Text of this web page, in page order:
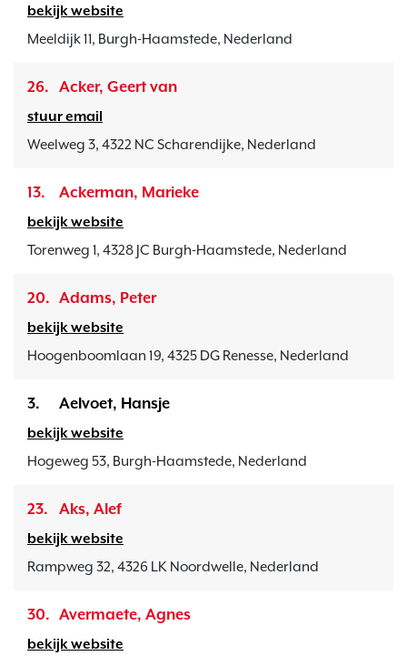
bekijk website
Meeldijk 11, Burgh-Haamstede, Nederland
26. Acker, Geert van
stuur email
Weelweg 3, 4322 NC Scharendijke, Nederland
13. Ackerman, Marieke
bekijk website
Torenweg 1, 4328 JC Burgh-Haamstede, Nederland
20. Adams, Peter
bekijk website
Hoogenboomlaan 19, 4325 DG Renesse, Nederland
3. Aelvoet, Hansje
bekijk website
Hogeweg 53, Burgh-Haamstede, Nederland
23. Aks, Alef
bekijk website
Rampweg 32, 4326 LK Noordwelle, Nederland
30. Avermaete, Agnes
bekijk website